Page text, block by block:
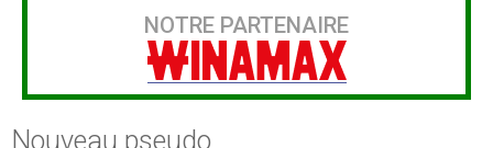
NOTRE PARTENAIRE
Nouveau pseudo